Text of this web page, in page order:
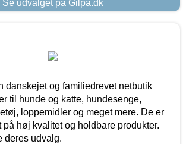
Se udvalget på Gilpa.dk
danskejet og familiedrevet netbutik
til hunde og katte, hundesenge,
loppemidler og meget mere. De er
høj kvalitet og holdbare produkter.
deres udvalg.